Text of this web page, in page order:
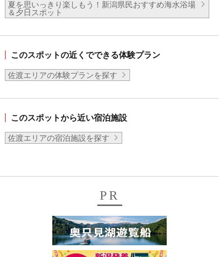
夏を思いっきり楽しもう！新潟県民おすすめ海水浴場
＆夕日スポット
このスポットの近くでできる体験プラン
佐渡エリアの体験プランを探す
このスポットから近い宿泊施設
佐渡エリアの宿泊施設を探す
PR